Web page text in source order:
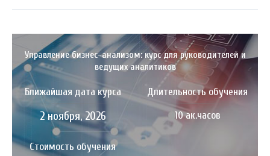
Управление бизнес-анализом: курс для руководителей и
ведущих аналитиков
Ближайшая дата курса
2 ноября, 2026
Длительность обучения
10 ак.часов
Стоимость обучения